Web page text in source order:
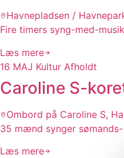
Havnepladsen /
Fire timers syng-med-
Læs mere
16 MAJ Kultur Afholdt
Caroline S-
Ombord på Caroline S,
35 mænd synger
Læs mere